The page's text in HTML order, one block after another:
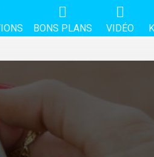
BONS PLANS VIDÉO